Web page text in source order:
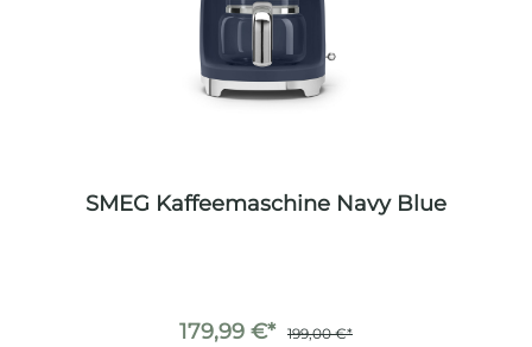
SMEG Kaffeemaschine Navy Blue
179,99 €* 199,00 €*